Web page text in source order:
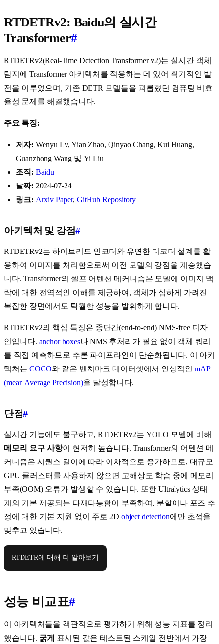
RTDETRv2: Baidu의 실시간
Transformer#
RTDETRv2(Real-Time Detection Transformer v2)는 실시간 객체
탐지에 Transformer 아키텍처를 적용하는 데 있어 획기적인 발
전을 이루었으며, 기존 DETR 모델들을 괴롭혔던 컴퓨팅 비효
율성 문제를 해결했습니다.
주요 특징:
저자: Wenyu Lv, Yian Zhao, Qinyao Chang, Kui Huang,
Guanzhong Wang 및 Yi Liu
조직: Baidu
날짜: 2024-07-24
링크: Arxiv Paper, GitHub Repository
아키텍처 및 강점#
RTDETRv2는 하이브리드 인코더와 유연한 디코더 설계를 활
용하여 이미지를 처리함으로써 이전 모델의 강점을 계승했습
니다. Transformer의 셀프 어텐션 메커니즘은 모델에 이미지 맥
락에 대한 전역적인 이해를 제공하여, 객체가 심하게 가려진
복잡한 장면에서도 탁월한 성능을 발휘하게 합니다.
RTDETRv2의 핵심 특징은 종단간(end-to-end) NMS-free 디자
인입니다. anchor boxes나 NMS 후처리가 필요 없이 객체 쿼리
를 직접 예측하므로 추론 파이프라인이 단순화됩니다. 이 아키
텍처는 COCO와 같은 벤치마크 데이터셋에서 인상적인 mAP
(mean Average Precision)을 달성합니다.
단점#
실시간 기능에도 불구하고, RTDETRv2는 YOLO 모델에 비해
메모리 요구 사항이 현저히 높습니다. Transformer의 어텐션 메
커니즘은 시퀀스 길이에 따라 이차적으로 증가하므로, 대규모
GPU 클러스터를 사용하지 않으면 고해상도 학습 중에 메모리
부족(OOM) 오류가 발생할 수 있습니다. 또한 Ultralytics 생태
계의 기본 제공되는 다재다능함이 부족하여, 분할이나 포즈 추
정에 대한 기본 지원 없이 주로 2D object detection에만 초점을
맞추고 있습니다.
RTDETR에 대해 더 알아보기
성능 비교표#
이 아키텍처들을 객관적으로 평가하기 위해 성능 지표를 정리
했습니다. 굵게
표시된 값은 테스트된 스케일 전반에서 가장